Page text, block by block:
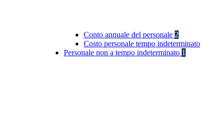
Conto annuale del personale 2
Costo personale tempo indeterminato
Personale non a tempo indeterminato 1